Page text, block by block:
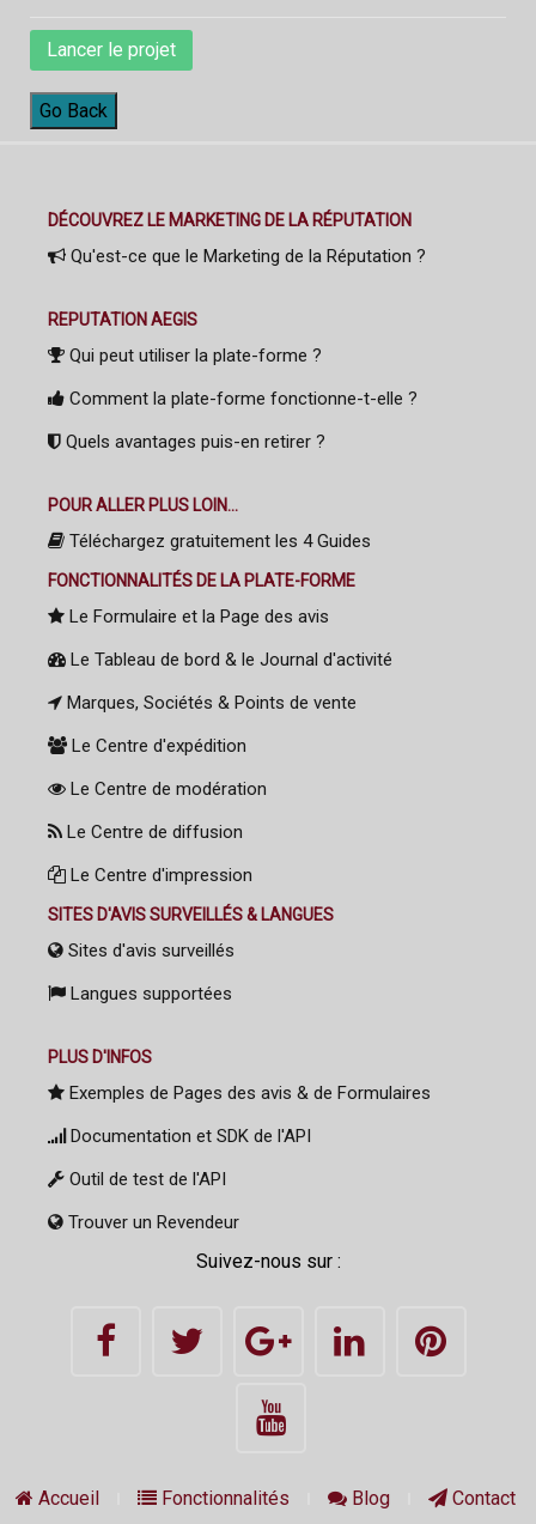
Lancer le projet
Go Back
DÉCOUVREZ LE MARKETING DE LA RÉPUTATION
Qu'est-ce que le Marketing de la Réputation ?
REPUTATION AEGIS
Qui peut utiliser la plate-forme ?
Comment la plate-forme fonctionne-t-elle ?
Quels avantages puis-en retirer ?
POUR ALLER PLUS LOIN...
Téléchargez gratuitement les 4 Guides
FONCTIONNALITÉS DE LA PLATE-FORME
Le Formulaire et la Page des avis
Le Tableau de bord & le Journal d'activité
Marques, Sociétés & Points de vente
Le Centre d'expédition
Le Centre de modération
Le Centre de diffusion
Le Centre d'impression
SITES D'AVIS SURVEILLÉS & LANGUES
Sites d'avis surveillés
Langues supportées
PLUS D'INFOS
Exemples de Pages des avis & de Formulaires
Documentation et SDK de l'API
Outil de test de l'API
Trouver un Revendeur
Suivez-nous sur :
Accueil Fonctionnalités Blog Contact